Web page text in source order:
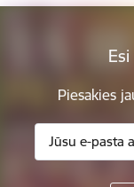
Piesakies